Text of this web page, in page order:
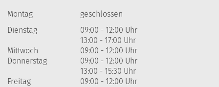
Montag
geschlossen
Dienstag
09:00 - 12:00 Uhr
13:00 - 17:00 Uhr
Mittwoch
09:00 - 12:00 Uhr
Donnerstag
09:00 - 12:00 Uhr
13:00 - 15:30 Uhr
Freitag
09:00 - 12:00 Uhr